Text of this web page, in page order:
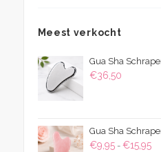
Meest verkocht
Gua Sha
€36,50
Gua Sha
€9,95 - €15,95